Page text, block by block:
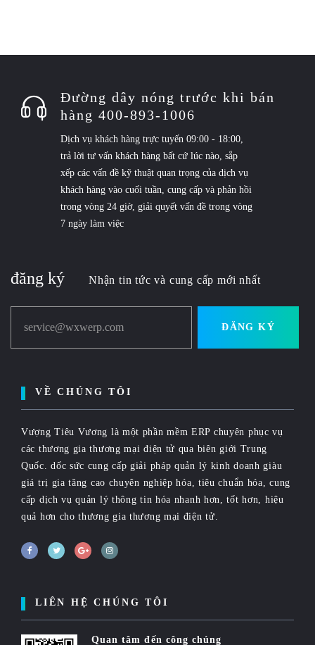
Đường dây nóng trước khi bán
hàng 400-893-1006
Dịch vụ khách hàng trực tuyến 09:00 - 18:00,
trả lời tư vấn khách hàng bất cứ lúc nào, sắp
xếp các vấn đề kỹ thuật quan trọng của dịch vụ
khách hàng vào cuối tuần, cung cấp và phản hồi
trong vòng 24 giờ, giải quyết vấn đề trong vòng
7 ngày làm việc
đăng ký Nhận tin tức và cung cấp mới nhất
service@wxwerp.com ĐĂNG KÝ
VỀ CHÚNG TÔI
Vượng Tiêu Vương là một phần mềm ERP chuyên phục vụ
các thương gia thương mại điện tử qua biên giới Trung
Quốc. dốc sức cung cấp giải pháp quản lý kinh doanh giàu
giá trị gia tăng cao chuyên nghiệp hóa, tiêu chuẩn hóa, cung
cấp dịch vụ quản lý thông tin hóa nhanh hơn, tốt hơn, hiệu
quả hơn cho thương gia thương mại điện tử.
LIÊN HỆ CHÚNG TÔI
Quan tâm đến công chúng